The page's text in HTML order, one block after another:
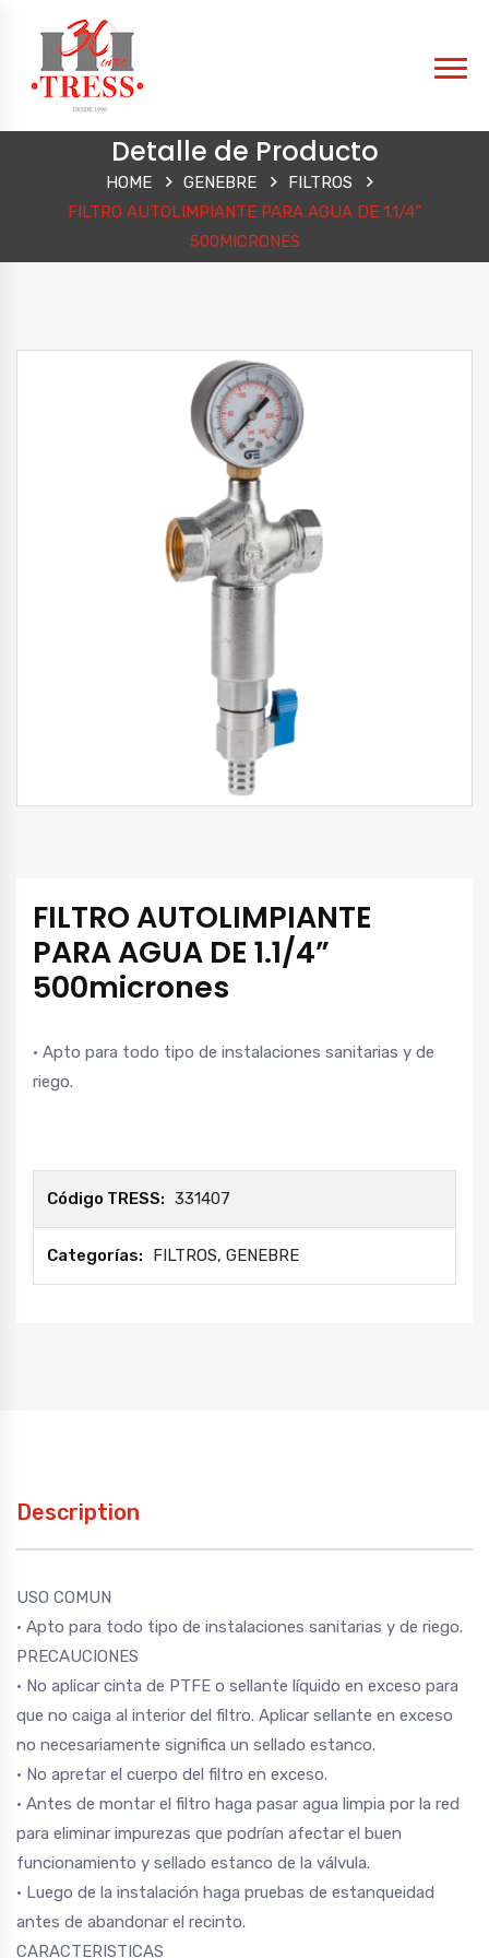
Detalle de Producto
HOME GENEBRE
FILTROS
FILTRO AUTOLIMPIANTE PARA AGUA DE 1.1/4”
500MICRONES
FILTRO AUTOLIMPIANTE
PARA AGUA DE 1.1/4”
500micrones
• Apto para todo tipo de instalaciones sanitarias y de
riego.
Código TRESS: 331407
Categorías: FILTROS, GENEBRE
Description
USO COMUN
• Apto para todo tipo de instalaciones sanitarias y de riego.
PRECAUCIONES
• No aplicar cinta de PTFE o sellante líquido en exceso para
que no caiga al interior del filtro. Aplicar sellante en exceso
no necesariamente significa un sellado estanco.
• No apretar el cuerpo del filtro en exceso.
• Antes de montar el filtro haga pasar agua limpia por la red
para eliminar impurezas que podrían afectar el buen
funcionamiento y sellado estanco de la válvula.
• Luego de la instalación haga pruebas de estanqueidad
antes de abandonar el recinto.
CARACTERISTICAS